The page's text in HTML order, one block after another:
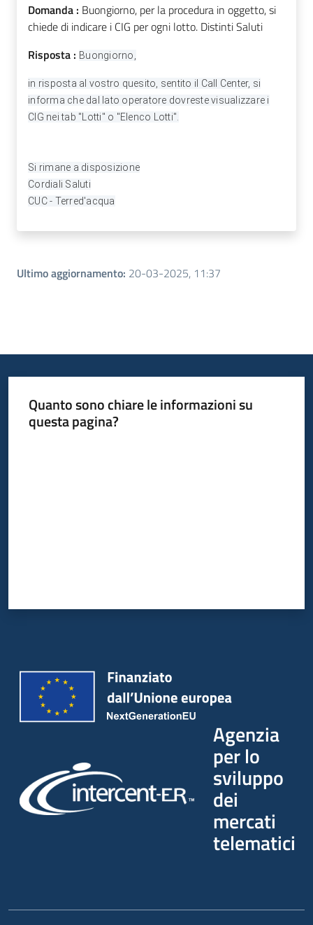
Domanda : Buongiorno, per la procedura in oggetto, si
chiede di indicare i CIG per ogni lotto. Distinti Saluti
Risposta : Buongiorno,
in risposta al vostro quesito, sentito il Call Center, si
informa che dal lato operatore dovreste visualizzare i
CIG nei tab "Lotti" o "Elenco Lotti".
Si rimane a disposizione
Cordiali Saluti
CUC - Terred'acqua
Ultimo aggiornamento: 20-03-2025, 11:37
Quanto sono chiare le informazioni su
questa pagina?
Agenzia
per lo
sviluppo
dei
mercati
telematici